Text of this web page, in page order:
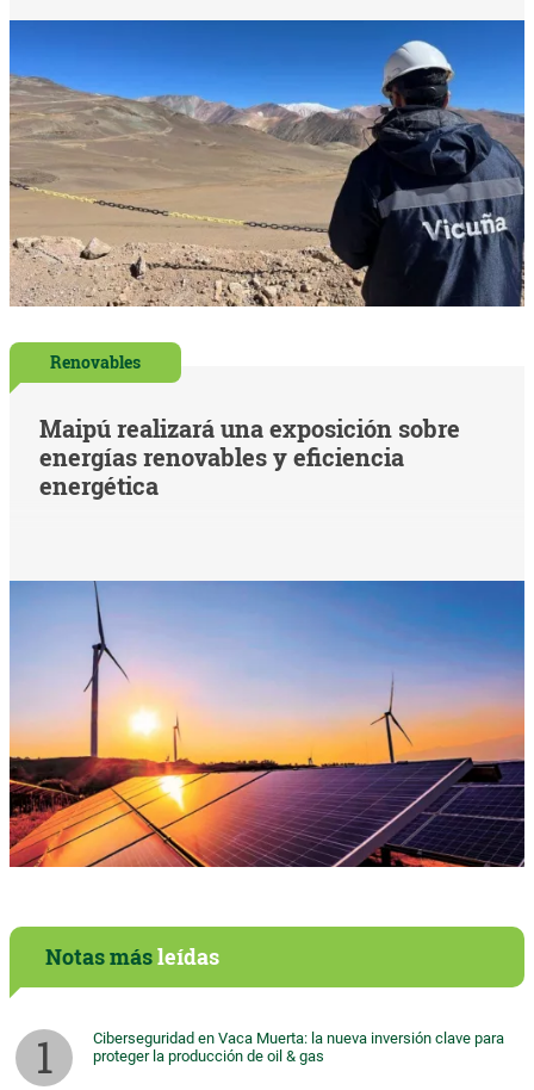
Renovables
Maipú realizará una exposición sobre
energías renovables y eficiencia
energética
Notas másleídas
Ciberseguridad en Vaca Muerta: la nueva inversión clave para
proteger la producción de oil & gas